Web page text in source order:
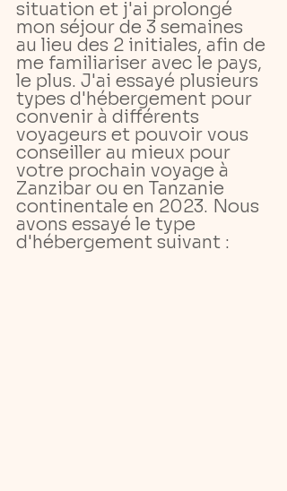
situation et j'ai prolongé
mon séjour de 3 semaines
au lieu des 2 initiales, afin de
me familiariser avec le pays,
le plus. J'ai essayé plusieurs
types d'hébergement pour
convenir à différents
voyageurs et pouvoir vous
conseiller au mieux pour
votre prochain voyage à
Zanzibar ou en Tanzanie
continentale en 2023. Nous
avons essayé le type
d'hébergement suivant :